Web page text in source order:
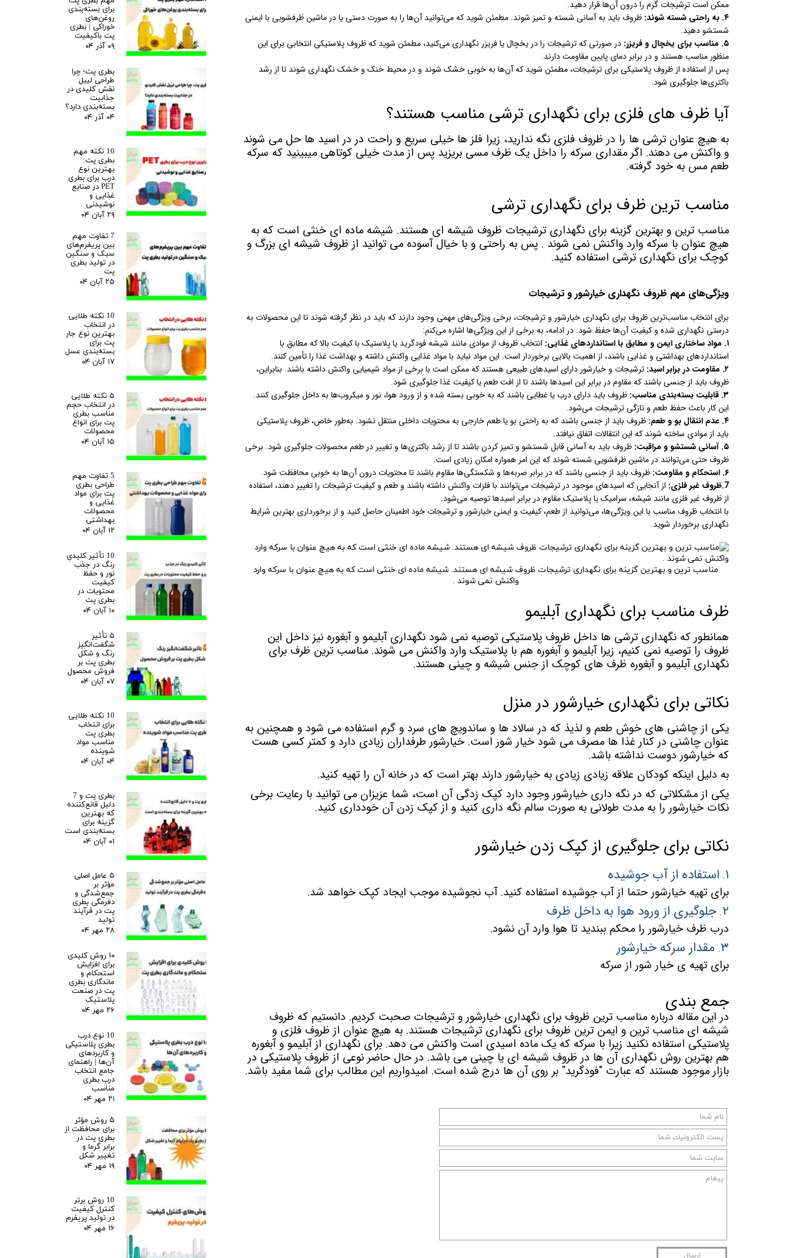
ممکن است ترشیجات گرم را درون آن‌ها قرار دهید.
۴. به راحتی شسته شوند:
ظروف باید به آسانی شسته و تمیز شوند. مطمئن شوید که می‌توانید آن‌ها را به صورت دستی یا در ماشین ظرفشویی با ایمنی
شستشو دهید.
۵. مناسب برای یخچال و فریزر:
در صورتی که ترشیجات را در یخچال یا فریزر نگهداری می‌کنید، مطمئن شوید که ظروف پلاستیکی انتخابی برای این
منظور مناسب هستند و در برابر دمای پایین مقاومت دارند.
پس از استفاده از ظروف پلاستیکی برای ترشیجات، مطمئن شوید که آن‌ها به خوبی خشک شوند و در محیط خنک و خشک نگهداری شوند تا از رشد
باکتری‌ها جلوگیری شود.
آیا ظرف های فلزی برای نگهداری ترشی مناسب هستند؟
به هیچ عنوان ترشی ها را در ظروف فلزی نگه ندارید، زیرا فلز ها خیلی سریع و راحت در در اسید ها حل می شوند
و واکنش می دهند. اگر مقداری سرکه را داخل یک ظرف مسی بریزید پس از مدت خیلی کوتاهی میبینید که سرکه
طعم مس به خود گرفته.
مناسب ترین ظرف برای نگهداری ترشی
مناسب ترین و بهترین گزینه برای نگهداری ترشیجات ظروف شیشه ای هستند. شیشه ماده ای خنثی است که به
هیچ عنوان با سرکه وارد واکنش نمی شوند . پس به راحتی و با خیال آسوده می توانید از ظروف شیشه ای بزرگ و
کوچک برای نگهداری ترشی استفاده کنید.
ویژگی‌های مهم ظروف نگهداری خیارشور و ترشیجات
برای انتخاب مناسب‌ترین ظروف برای نگهداری خیارشور و ترشیجات، برخی ویژگی‌های مهمی وجود دارند که باید در نظر گرفته شوند تا این محصولات به
درستی نگهداری شده و کیفیت آن‌ها حفظ شود. در ادامه، به برخی از این ویژگی‌ها اشاره می‌کنم:
۱. مواد ساختاری ایمن و مطابق با استانداردهای غذایی:
انتخاب ظروف از موادی مانند شیشه فودگرید یا پلاستیک با کیفیت بالا که مطابق با
استانداردهای بهداشتی و غذایی باشند، از اهمیت بالایی برخوردار است. این مواد نباید با مواد غذایی واکنش داشته و بهداشت غذا را تأمین کنند.
۲. مقاومت در برابر اسید:
ترشیجات و خیارشور دارای اسیدهای طبیعی هستند که ممکن است با برخی از مواد شیمیایی واکنش داشته باشند. بنابراین،
ظروف باید از جنسی باشند که مقاوم در برابر این اسیدها باشند تا از افت طعم یا کیفیت غذا جلوگیری شود.
۳. قابلیت بسته‌بندی مناسب:
ظروف باید دارای درب یا غطایی باشند که به خوبی بسته شده و از ورود هوا، نور و میکروب‌ها به داخل جلوگیری کنند.
این کار باعث حفظ طعم و تازگی ترشیجات می‌شود.
۴. عدم انتقال بو و طعم:
ظروف باید از جنسی باشند که به راحتی بو یا طعم خارجی به محتویات داخلی منتقل نشود. به‌طور خاص، ظروف پلاستیکی
باید از موادی ساخته شوند که این انتقالات اتفاق نیافتد.
۵. آسانی شستشو و مراقبت:
ظروف باید به آسانی قابل شستشو و تمیز کردن باشند تا از رشد باکتری‌ها و تغییر در طعم محصولات جلوگیری شود. برخی
ظروف حتی می‌توانند در ماشین ظرفشویی شسته شوند که این امر همواره امکان زیادی است.
۶. استحکام و مقاومت:
ظروف باید از جنسی باشند که در برابر ضربه‌ها و شکستگی‌ها مقاوم باشند تا محتویات درون آن‌ها به خوبی محافظت شود.
7.ظروف غیر فلزی:
از آنجایی که اسیدهای موجود در ترشیجات می‌توانند با فلزات واکنش داشته باشند و طعم و کیفیت ترشیجات را تغییر دهند، استفاده
از ظروف غیر فلزی مانند شیشه، سرامیک یا پلاستیک مقاوم در برابر اسیدها توصیه می‌شود.
با انتخاب ظروف مناسب با این ویژگی‌ها، می‌توانید از طعم، کیفیت و ایمنی خیارشور و ترشیجات خود اطمینان حاصل کنید و از برخورداری بهترین شرایط
نگهداری برخوردار شوید.
مناسب ترین و بهترین گزینه برای نگهداری ترشیجات ظروف شیشه ای هستند. شیشه ماده ای خنثی است که به هیچ عنوان با سرکه وارد
واکنش نمی شوند .
ظرف مناسب برای نگهداری آبلیمو
همانطور که نگهداری ترشی ها داخل ظروف پلاستیکی توصیه نمی شود نگهداری آبلیمو و آبغوره نیز داخل این
ظروف را توصیه نمی کنیم، زیرا آبلیمو و آبغوره هم با پلاستیک وارد واکنش می شوند. مناسب ترین ظرف برای
نگهداری آبلیمو و آبغوره ظرف های کوچک از جنس شیشه و چینی هستند.
نکاتی برای نگهداری خیارشور در منزل
یکی از چاشنی های خوش طعم و لذیذ که در سالاد ها و ساندویچ های سرد و گرم استفاده می شود و همچنین به
عنوان چاشنی در کنار غذا ها مصرف می شود خیار شور است. خیارشور طرفداران زیادی دارد و کمتر کسی هست
که خیارشور دوست نداشته باشد.
به دلیل اینکه کودکان علاقه زیادی زیادی به خیارشور دارند بهتر است که در خانه آن را تهیه کنید.
یکی از مشکلاتی که در نگه داری خیارشور وجود دارد کپک زدگی آن است، شما عزیزان می توانید با رعایت برخی
نکات خیارشور را به مدت طولانی به صورت سالم نگه داری کنید و از کپک زدن آن خودداری کنید.
نکاتی برای جلوگیری از کپک زدن خیارشور
۱. استفاده از آب جوشیده
برای تهیه خیارشور حتما از آب جوشیده استفاده کنید. آب نجوشیده موجب ایجاد کپک خواهد شد.
۲.جلوگیری از ورود هوا به داخل ظرف
درب ظرف خیارشور را محکم ببندید تا هوا وارد آن نشود.
۳. مقدار سرکه خیارشور
برای تهیه ی خیار شور از سرکه
جمع بندی
در این مقاله درباره مناسب ترین ظروف برای نگهداری خیارشور و ترشیجات صحبت کردیم. دانستیم که ظروف
شیشه ای مناسب ترین و ایمن ترین ظروف برای نگهداری ترشیجات هستند. به هیچ عنوان از ظروف فلزی و
پلاستیکی استفاده نکنید زیرا با سرکه که یک ماده اسیدی است واکنش می دهد. برای نگهداری از آبلیمو و آبغوره
هم بهترین روش نگهداری آن ها در ظروف شیشه ای یا چینی می باشد. در حال حاضر نوعی از ظروف پلاستیکی در
بازار موجود هستند که عبارت "فودگرید" بر روی آن ها درج شده است. امیدواریم این مطالب برای شما مفید باشد.
ارسال
برای بسته‌بندی
روغن‌های
خوراکی | بطری
پت باکیفیت
۰۹ آذر ۰۴
بطری پت؛ چرا
طراحی لیبل
نقش کلیدی در
جذابیت
بسته‌بندی دارد؟
۰۴ آذر ۰۴
10 نکته مهم
بطری پت:
بهترین نوع
درب برای بطری
PET در صنایع
غذایی و
نوشیدنی
۲۹ آبان ۰۴
7 تفاوت مهم
بین پریفرم‌های
سبک و سنگین
در تولید بطری
پت
۲۵ آبان ۰۴
10 نکته طلایی
در انتخاب
بهترین نوع جار
پت برای
بسته‌بندی عسل
۱۷ آبان ۰۴
۵ نکته طلایی
در انتخاب حجم
مناسب بطری
پت برای انواع
محصولات
۱۵ آبان ۰۴
5 تفاوت مهم
طراحی بطری
پت برای مواد
غذایی و
محصولات
بهداشتی
۱۲ آبان ۰۴
10 تأثیر کلیدیِ
رنگ در جذب
نور و حفظ
کیفیت
محتویات در
بطری پت
۱۰ آبان ۰۴
۵ تأثیر
شگفت‌انگیز
رنگ و شکل
بطری پت بر
فروش محصول
۰۷ آبان ۰۴
10 نکته طلایی
برای انتخاب
بطری پت
مناسب مواد
شوینده
۰۴ آبان ۰۴
بطری پت و 7
دلیل قانع‌کننده
که بهترین
گزینه برای
بسته‌بندی است
۰۱ آبان ۰۴
۵ عامل اصلی
مؤثر بر
جمع‌شدگی و
دفرمگی بطری
پت در فرآیند
تولید
۲۸ مهر ۰۴
۱۰ روش کلیدی
برای افزایش
استحکام و
ماندگاری بطری
پت در صنعت
پلاستیک
۲۶ مهر ۰۴
10 نوع درب
بطری پلاستیکی
و کاربردهای
آن‌ها | راهنمای
جامع انتخاب
درب بطری
مناسب
۲۱ مهر ۰۴
۵ روش مؤثر
برای محافظت از
بطری پت در
برابر گرما و
تغییر شکل
۱۹ مهر ۰۴
10 روش برتر
کنترل کیفیت
در تولید پریفرم
۱۶ مهر ۰۴